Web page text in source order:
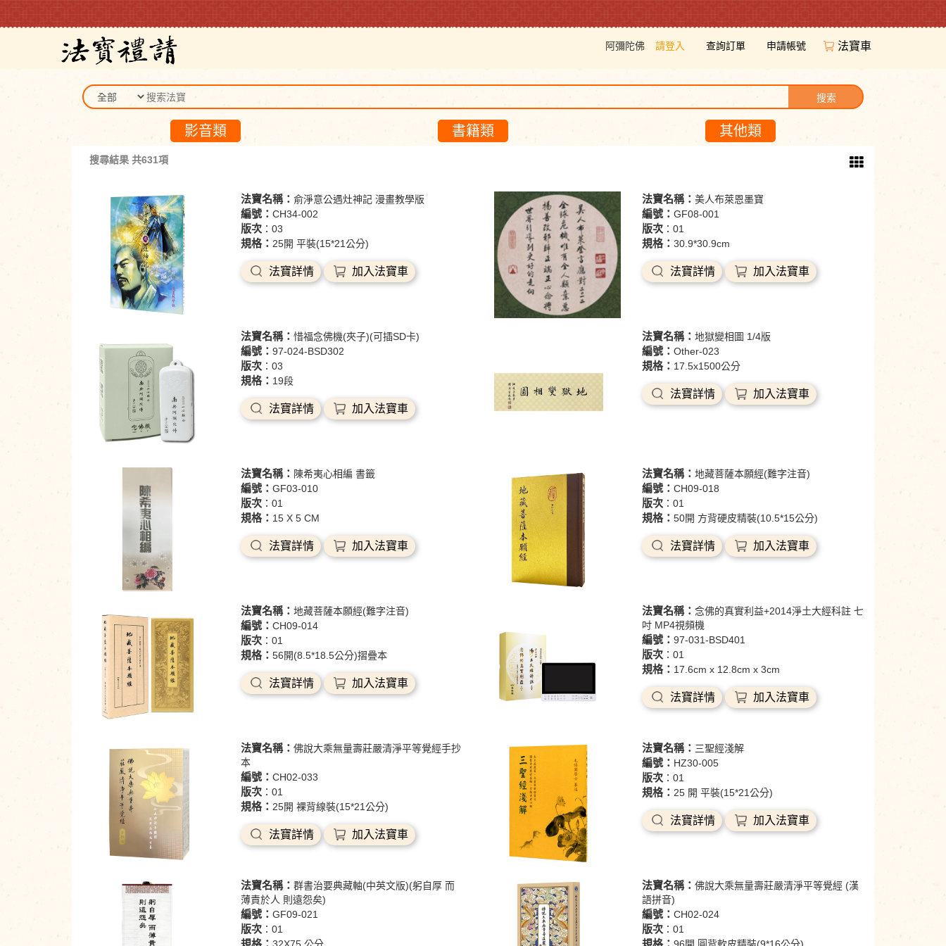
阿彌陀佛 請登入 查詢訂單 申請帳號 法寶車
搜索
影音類 書籍類 其他類
搜尋結果 共631項
法寶名稱： 俞淨意公遇灶神記 漫畫教學版
編號： CH34-002
版次 ：03
規格： 25開 平裝(15*21公分)
法寶詳情 加入法寶車
法寶名稱： 美人布萊恩墨寶
編號： GF08-001
版次 ：01
規格： 30.9*30.9cm
法寶詳情 加入法寶車
法寶名稱： 惜福念佛機(夾子)(可插SD卡)
編號： 97-024-BSD302
版次 ：03
規格： 19段
法寶詳情 加入法寶車
法寶名稱： 地獄變相圖 1/4版
編號： Other-023
規格： 17.5x1500公分
法寶詳情 加入法寶車
法寶名稱： 陳希夷心相編 書籤
編號： GF03-010
版次 ：01
規格： 15 X 5 CM
法寶詳情 加入法寶車
法寶名稱： 地藏菩薩本願經(難字注音)
編號： CH09-018
版次 ：01
規格： 50開 方背硬皮精裝(10.5*15公分)
法寶詳情 加入法寶車
法寶名稱： 地藏菩薩本願經(難字注音)
編號： CH09-014
版次 ：01
規格： 56開(8.5*18.5公分)摺疊本
法寶詳情 加入法寶車
法寶名稱： 念佛的真實利益+2014淨土大經科註 七
吋 MP4視頻機
編號： 97-031-BSD401
版次 ：01
規格： 17.6cm x 12.8cm x 3cm
法寶詳情 加入法寶車
法寶名稱： 佛說大乘無量壽莊嚴清淨平等覺經手抄
本
編號： CH02-033
版次 ：01
規格： 25開 裸背線裝(15*21公分)
法寶詳情 加入法寶車
法寶名稱： 三聖經淺解
編號： HZ30-005
版次 ：01
規格： 25 開 平裝(15*21公分)
法寶詳情 加入法寶車
法寶名稱： 群書治要典藏軸(中英文版)(躬自厚 而
薄責於人 則遠怨矣)
編號： GF09-021
版次 ：01
規格：
法寶名稱： 佛說大乘無量壽莊嚴清淨平等覺經 (漢
語拼音)
編號： CH02-024
版次 ：01
規格：